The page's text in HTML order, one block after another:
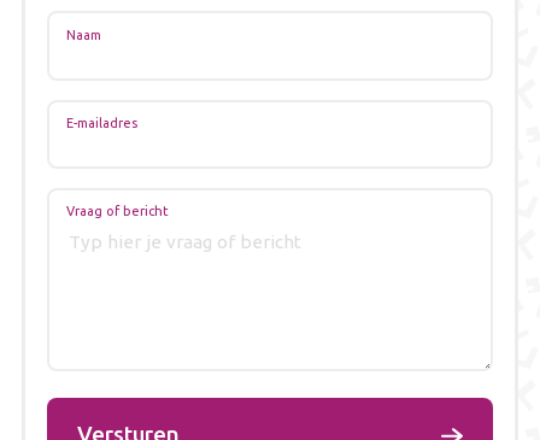
Naam
E-mailadres
Vraag of bericht
Versturen